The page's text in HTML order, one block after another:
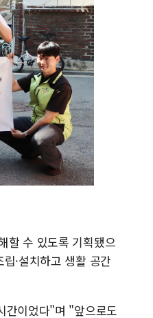
할 수 있도록 기획됐으
·설치하고 생활 공간
간이었다"며 "앞으로도